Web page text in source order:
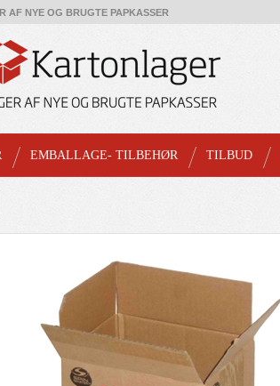
AF NYE OG BRUGTE PAPKASSER
EMBALLAGE- TILBEHØR TILBUD